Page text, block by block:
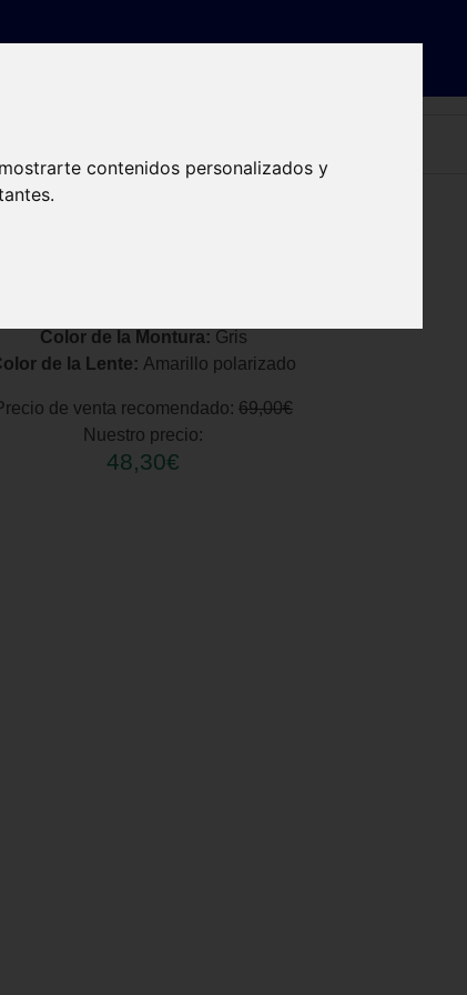
contenidos personalizados y
Color de la Montura: Gris
de la Lente: Amarillo polarizado
de venta recomendado: 69,00€
Nuestro precio:
48,30€